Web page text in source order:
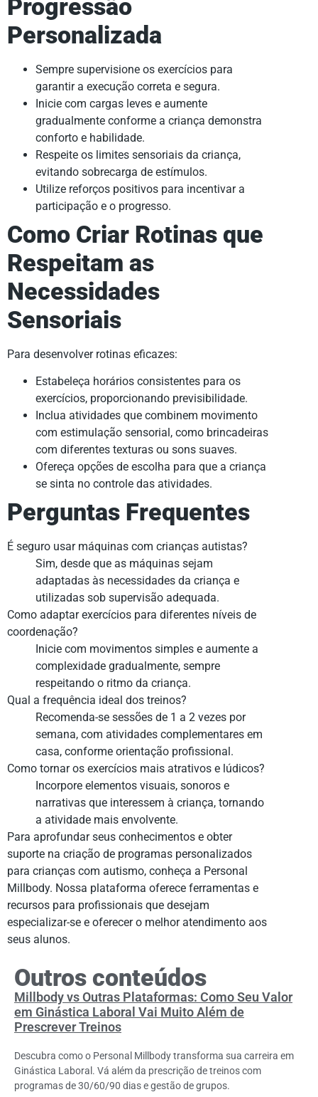
Progressão
Personalizada
Sempre supervisione os exercícios para
garantir a execução correta e segura.
Inicie com cargas leves e aumente
gradualmente conforme a criança demonstra
conforto e habilidade.
Respeite os limites sensoriais da criança,
evitando sobrecarga de estímulos.
Utilize reforços positivos para incentivar a
participação e o progresso.
Como Criar Rotinas que
Respeitam as
Necessidades
Sensoriais
Para desenvolver rotinas eficazes:
Estabeleça horários consistentes para os
exercícios, proporcionando previsibilidade.
Inclua atividades que combinem movimento
com estimulação sensorial, como brincadeiras
com diferentes texturas ou sons suaves.
Ofereça opções de escolha para que a criança
se sinta no controle das atividades.
Perguntas Frequentes
É seguro usar máquinas com crianças autistas?
Sim, desde que as máquinas sejam
adaptadas às necessidades da criança e
utilizadas sob supervisão adequada.
Como adaptar exercícios para diferentes níveis de
coordenação?
Inicie com movimentos simples e aumente a
complexidade gradualmente, sempre
respeitando o ritmo da criança.
Qual a frequência ideal dos treinos?
Recomenda-se sessões de 1 a 2 vezes por
semana, com atividades complementares em
casa, conforme orientação profissional.
Como tornar os exercícios mais atrativos e lúdicos?
Incorpore elementos visuais, sonoros e
narrativas que interessem à criança, tornando
a atividade mais envolvente.
Para aprofundar seus conhecimentos e obter
suporte na criação de programas personalizados
para crianças com autismo, conheça a Personal
Millbody. Nossa plataforma oferece ferramentas e
recursos para profissionais que desejam
especializar-se e oferecer o melhor atendimento aos
seus alunos.
Outros conteúdos
Millbody vs Outras Plataformas: Como Seu Valor
em Ginástica Laboral Vai Muito Além de
Prescrever Treinos
Descubra como o Personal Millbody transforma sua carreira em
Ginástica Laboral. Vá além da prescrição de treinos com
programas de 30/60/90 dias e gestão de grupos.